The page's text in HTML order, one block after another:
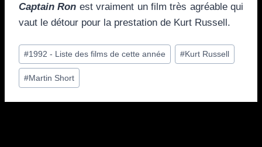
Captain Ron est vraiment un film très agréable qui
vaut le détour pour la prestation de Kurt Russell.
Étiquettes
de
la
#1992 - Liste des films de cette année #Kurt Russell
#Martin Short